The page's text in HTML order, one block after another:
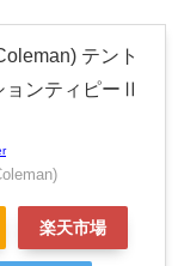
テント
ョンティピーⅡ
楽天市場